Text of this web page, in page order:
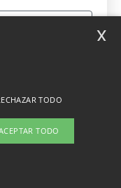
TODO
TODO
x
menos!
más